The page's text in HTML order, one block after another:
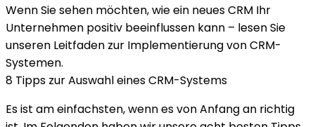
Wenn Sie sehen möchten, wie ein neues CRM Ihr
Unternehmen positiv beeinflussen kann – lesen Sie
unseren Leitfaden zur Implementierung von CRM-
Systemen.
8 Tipps zur Auswahl eines CRM-Systems
Es ist am einfachsten, wenn es von Anfang an richtig